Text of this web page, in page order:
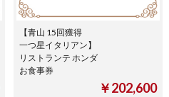
【青山 15回獲得
一つ星イタリアン】
リストランテ ホンダ
お食事券
￥202,600